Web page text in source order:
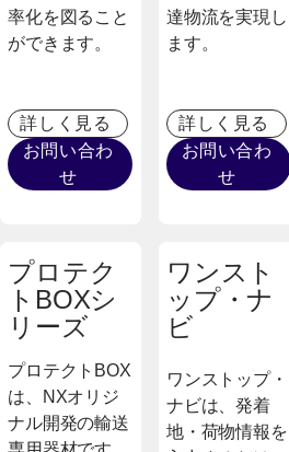
率化を図ること
ができます。
詳しく見る
お問い合わ
せ
達物流を実現し
ます。
詳しく見る
お問い合わ
せ
プロテク
トBOXシ
リーズ
プロテクトBOX
は、NXオリジ
ナル開発の輸送
ワンスト
ップ・ナ
ビ
ワンストップ・
ナビは、発着
地・荷物情報を